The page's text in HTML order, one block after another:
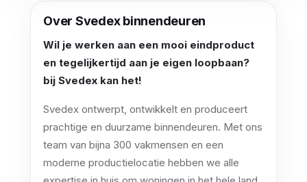
Over Svedex binnendeuren
Wil je werken aan een mooi eindproduct
en tegelijkertijd aan je eigen loopbaan?
bij Svedex kan het!
Svedex ontwerpt, ontwikkelt en produceert
prachtige en duurzame binnendeuren. Met ons
team van bijna 300 vakmensen en een
moderne productielocatie hebben we alle